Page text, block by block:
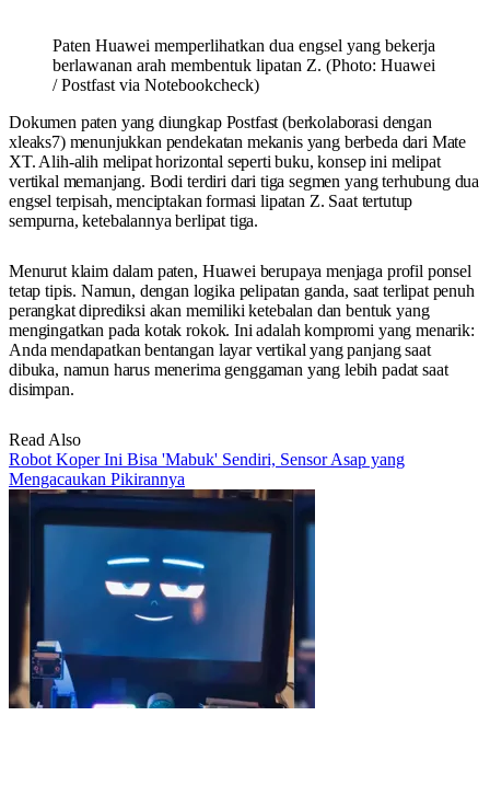
Paten Huawei memperlihatkan dua engsel yang bekerja
berlawanan arah membentuk lipatan Z. (Photo: Huawei
/ Postfast via Notebookcheck)
Dokumen paten yang diungkap Postfast (berkolaborasi dengan
xleaks7) menunjukkan pendekatan mekanis yang berbeda dari Mate
XT. Alih-alih melipat horizontal seperti buku, konsep ini melipat
vertikal memanjang. Bodi terdiri dari tiga segmen yang terhubung dua
engsel terpisah, menciptakan formasi lipatan Z. Saat tertutup
sempurna, ketebalannya berlipat tiga.
Menurut klaim dalam paten, Huawei berupaya menjaga profil ponsel
tetap tipis. Namun, dengan logika pelipatan ganda, saat terlipat penuh
perangkat diprediksi akan memiliki ketebalan dan bentuk yang
mengingatkan pada kotak rokok. Ini adalah kompromi yang menarik:
Anda mendapatkan bentangan layar vertikal yang panjang saat
dibuka, namun harus menerima genggaman yang lebih padat saat
disimpan.
Read Also
Robot Koper Ini Bisa 'Mabuk' Sendiri, Sensor Asap yang
Mengacaukan Pikirannya